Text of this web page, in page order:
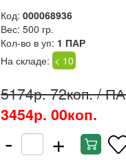
Код: 000068936
Вес: 500 гр.
Кол-во в уп: 1 ПАР
На складе: < 10
5174р. 72коп./
3454р. 00коп.
- +